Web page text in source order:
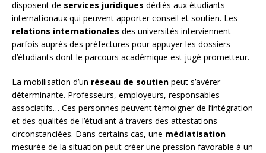
disposent de services juridiques dédiés aux étudiants
internationaux qui peuvent apporter conseil et soutien. Les
relations internationales des universités interviennent
parfois auprès des préfectures pour appuyer les dossiers
d’étudiants dont le parcours académique est jugé prometteur.
La mobilisation d’un réseau de soutien peut s’avérer
déterminante. Professeurs, employeurs, responsables
associatifs… Ces personnes peuvent témoigner de l’intégration
et des qualités de l’étudiant à travers des attestations
circonstanciées. Dans certains cas, une médiatisation
mesurée de la situation peut créer une pression favorable à un